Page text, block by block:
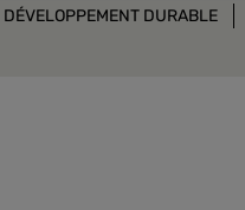
DÉVELOPPEMENT DURABLE